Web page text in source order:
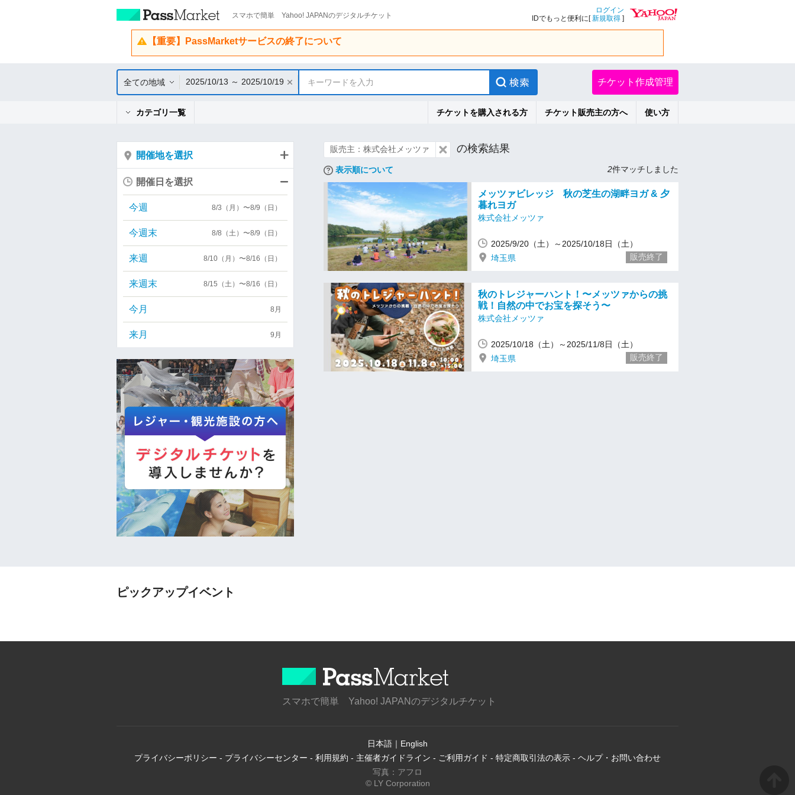
スマホで簡単 Yahoo! JAPANのデジタルチケット
ログイン
IDでもっと便利に[新規取得 ]
【重要】PassMarketサービスの終了について
全ての地域 2025/10/13 ～ 2025/10/19 キーワードを入力 チケット作成管理
カテゴリ一覧 チケットを購入される方 チケット販売主の方へ 使い方
販売主：株式会社メッツァ の検索結果
表示順について 2件マッチしました
メッツァビレッジ 秋の芝生の湖畔ヨガ & 夕
暮れヨガ
株式会社メッツァ
2025/9/20（土）～2025/10/18日（土）
埼玉県
販売終了
秋のトレジャーハント！〜メッツァからの挑
戦！自然の中でお宝を探そう〜
株式会社メッツァ
2025/10/18（土）～2025/11/8日（土）
埼玉県
販売終了
開催地を選択
開催日を選択
今週 8/3（月）〜8/9（日）
今週末 8/8（土）〜8/9（日）
来週 8/10（月）〜8/16（日）
来週末 8/15（土）〜8/16（日）
今月 8月
来月 9月
ピックアップイベント
スマホで簡単 Yahoo! JAPANのデジタルチケット
日本語 ｜ English
プライバシーポリシー - プライバシーセンター - 利用規約 - 主催者ガイドライン - ご利用ガイド - 特定商取引法の表示 - ヘルプ・お問い合わせ
写真：アフロ
© LY Corporation